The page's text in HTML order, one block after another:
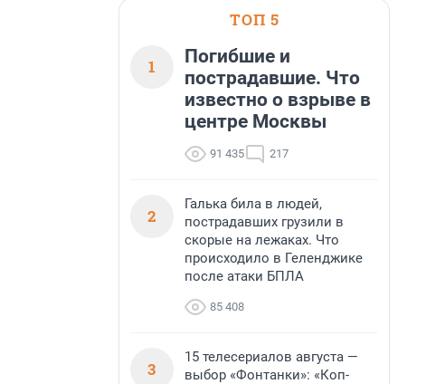
ТОП 5
1
Погибшие и
пострадавшие. Что
известно о взрыве в
центре Москвы
91 435 217
2
Галька била в людей,
пострадавших грузили в
скорые на лежаках. Что
происходило в Геленджике
после атаки БПЛА
85 408
3
15 телесериалов августа —
выбор «Фонтанки»: «Коп-